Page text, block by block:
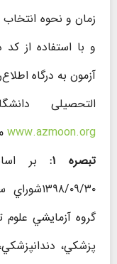
و با استفاده از كد
آزمون به درگاه
التحصیلی
www.azmoon.org
تبصره ۱:
۱۳۹۸/۰۹/
گروه آزمايشي
پزشکي،